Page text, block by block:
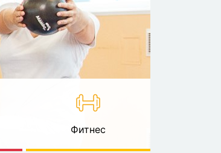
Фитнес